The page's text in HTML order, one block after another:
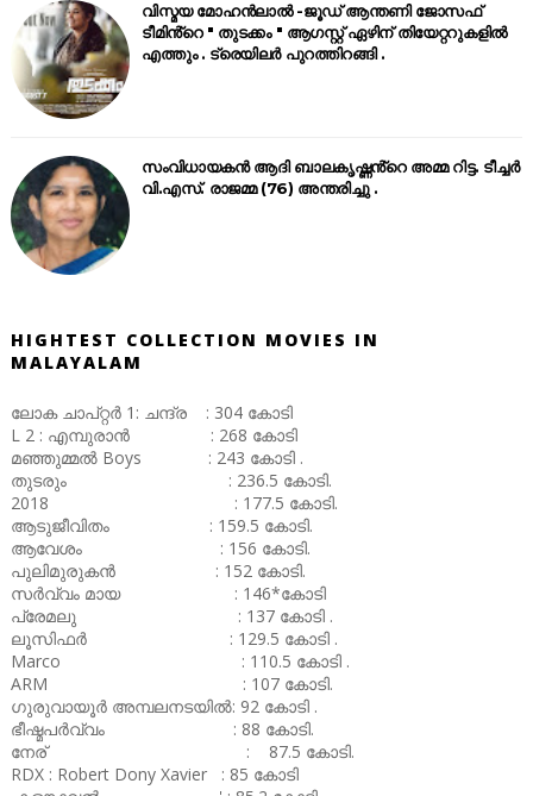
വിസ്മയ മോഹൻലാൽ -ജൂഡ് ആന്തണി ജോസഫ്
ടീമിൻ്റെ " തുടക്കം " ആഗസ്റ്റ് ഏഴിന് തിയേറ്ററുകളിൽ
എത്തും . ട്രെയിലർ പുറത്തിറങ്ങി .
സംവിധായകൻ ആദി ബാലകൃഷ്ണൻ്റെ അമ്മ റിട്ട. ടീച്ചർ
വി.എസ്. രാജമ്മ (76) അന്തരിച്ചു .
HIGHTEST COLLECTION MOVIES IN
MALAYALAM
ലോക ചാപ്റ്റർ 1: ചന്ദ്ര : 304 കോടി
L 2 : എമ്പുരാൻ : 268 കോടി
മഞ്ഞുമ്മൽ Boys : 243 കോടി .
തുടരും : 236.5 കോടി.
2018 : 177.5 കോടി.
ആടുജീവിതം : 159.5 കോടി.
ആവേശം : 156 കോടി.
പുലിമുരുകൻ : 152 കോടി.
സർവ്വം മായ : 146*കോടി
പ്രേമലു : 137 കോടി .
ലൂസിഫർ : 129.5 കോടി .
Marco : 110.5 കോടി .
ARM : 107 കോടി.
ഗുരുവായൂർ അമ്പലനടയിൽ: 92 കോടി .
ഭീഷ്മപർവ്വം : 88 കോടി.
നേര് : 87.5 കോടി.
RDX : Robert Dony Xavier : 85 കോടി